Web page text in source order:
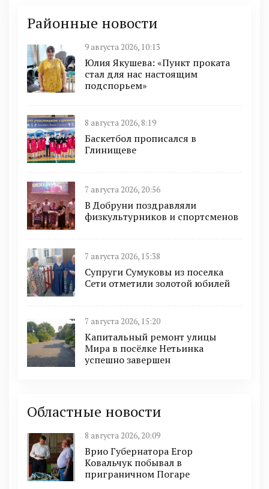
Районные новости
9 августа 2026, 10:13
Юлия Якушева: «Пункт проката
стал для нас настоящим
подспорьем»
8 августа 2026, 8:19
Баскетбол прописался в
Глинищеве
7 августа 2026, 20:56
В Добруни поздравляли
физкультурников и спортсменов
7 августа 2026, 15:38
Супруги Сумуковы из поселка
Сети отметили золотой юбилей
7 августа 2026, 15:20
Капитальный ремонт улицы
Мира в посёлке Нетьинка
успешно завершен
Областные новости
8 августа 2026, 20:09
Врио Губернатора Егор
Ковальчук побывал в
приграничном Погаре